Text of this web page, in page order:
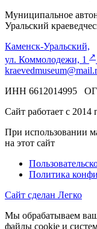
Муниципальное
Уральский
Каменск-Уральский,
ул. Коммолодежи, 1 ↗️
ИНН 6612014995
Сайт работает с 2014
При использовании
на этот сайт
Политика
Сайт сделан Легко
Мы обрабатываем
файлы cookie и